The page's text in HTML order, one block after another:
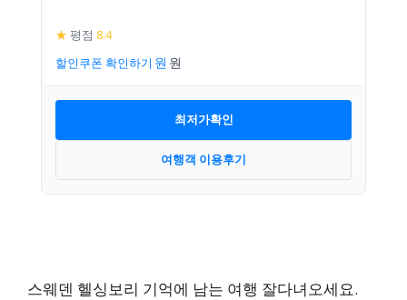
★ 평점 8.4
할인쿠폰 확인하기
최저가확인
여행객 이용후기
스웨덴 헬싱보리 기억에 남는 여행 잘다녀오세요.